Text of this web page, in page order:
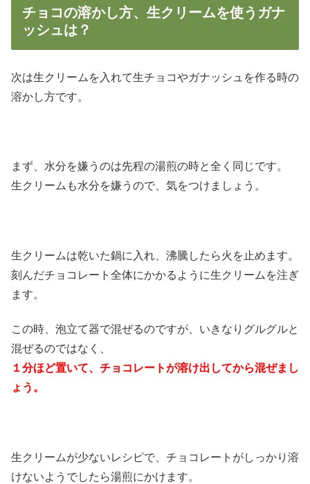
チョコの溶かし方、生クリームを使うガナ
ッシュは？
次は生クリームを入れて生チョコやガナッシュを作る時の
溶かし方です。
まず、水分を嫌うのは先程の湯煎の時と全く同じです。
生クリームも水分を嫌うので、気をつけましょう。
生クリームは乾いた鍋に入れ、沸騰したら火を止めます。
刻んだチョコレート全体にかかるように生クリームを注ぎ
ます。
この時、泡立て器で混ぜるのですが、いきなりグルグルと
混ぜるのではなく、
１分ほど置いて、チョコレートが溶け出してから混ぜまし
ょう。
生クリームが少ないレシピで、チョコレートがしっかり溶
けないようでしたら湯煎にかけます。